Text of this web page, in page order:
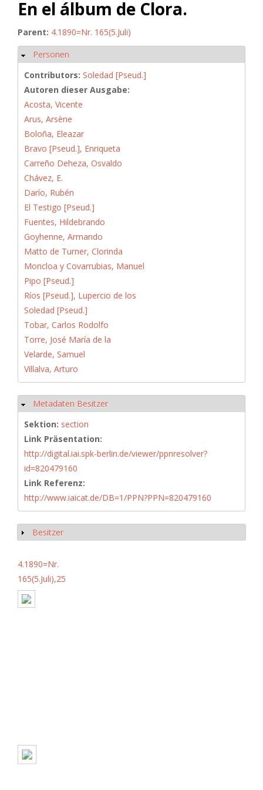
En el álbum de Clora.
Parent: 4.1890=Nr. 165(5.Juli)
Hide
Personen
Contributors: Soledad [Pseud.]
Autoren dieser Ausgabe:
Acosta, Vicente
Arus, Arsène
Boloña, Eleazar
Bravo [Pseud.], Enriqueta
Carreño Deheza, Osvaldo
Chávez, E.
Darío, Rubén
El Testigo [Pseud.]
Fuentes, Hildebrando
Goyhenne, Armando
Matto de Turner, Clorinda
Moncloa y Covarrubias, Manuel
Pipo [Pseud.]
Ríos [Pseud.], Lupercio de los
Soledad [Pseud.]
Tobar, Carlos Rodolfo
Torre, José María de la
Velarde, Samuel
Villalva, Arturo
Hide
Metadaten Besitzer
Sektion: section
Link Präsentation:
http://digital.iai.spk-berlin.de/viewer/ppnresolver?
id=820479160
Link Referenz:
http://www.iaicat.de/DB=1/PPN?PPN=820479160
Show
Besitzer
4.1890=Nr.
165(5.Juli),25